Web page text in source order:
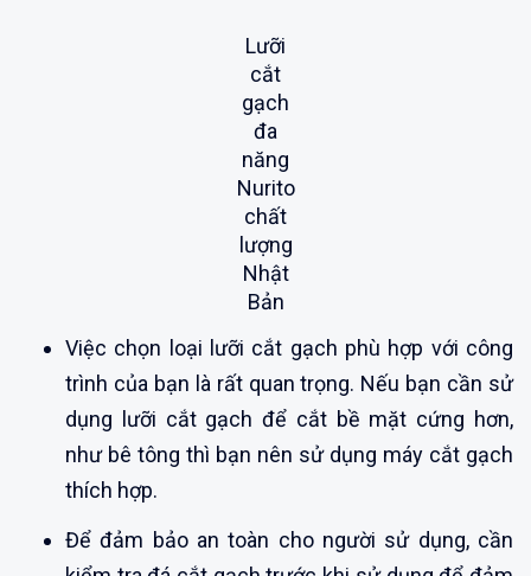
Lưỡi
cắt
gạch
đa
năng
Nurito
chất
lượng
Nhật
Bản
Việc chọn loại lưỡi cắt gạch phù hợp với công
trình của bạn là rất quan trọng. Nếu bạn cần sử
dụng lưỡi cắt gạch để cắt bề mặt cứng hơn,
như bê tông thì bạn nên sử dụng máy cắt gạch
thích hợp.
Để đảm bảo an toàn cho người sử dụng, cần